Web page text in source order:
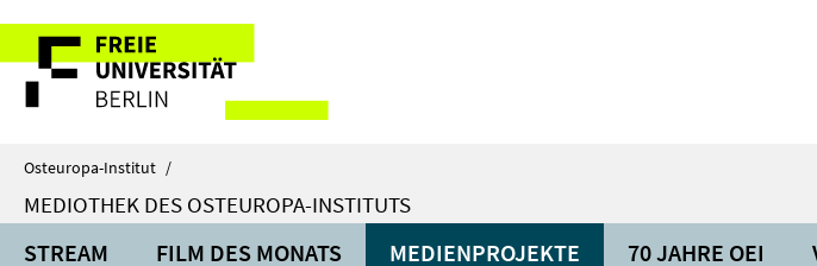
direkt
Inhalt
Service-
Navigation
Osteuropa-Institut /
MEDIOTHEK DES OSTEUROPA-INSTITUTS
STREAM FILM DES MONATS MEDIENPROJEKTE 70 JAHRE OEI